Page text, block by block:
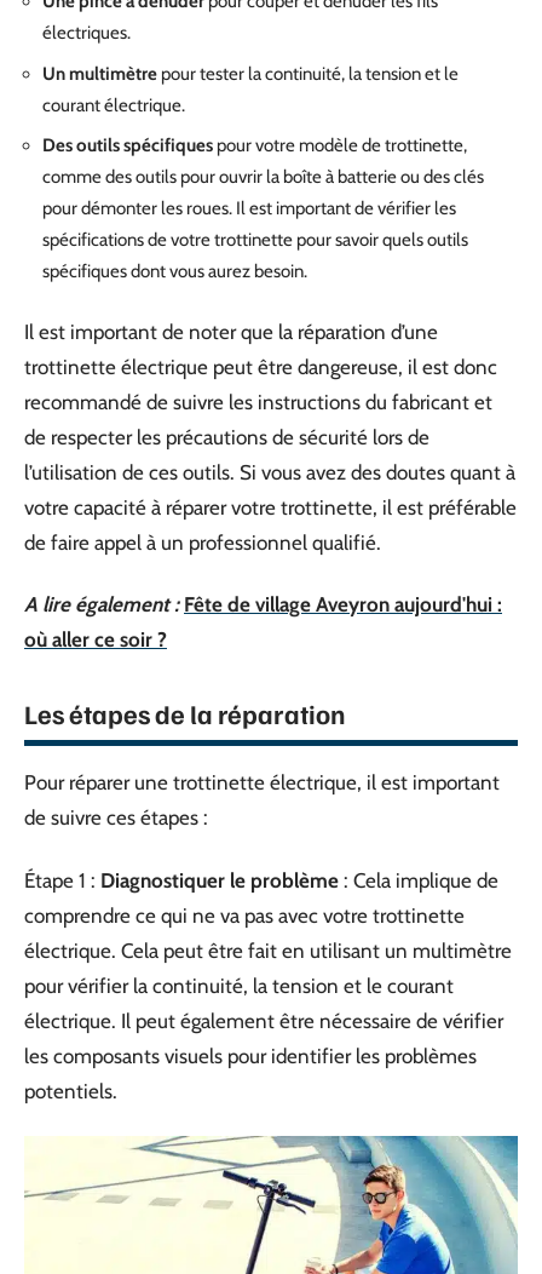
électriques.
Un multimètre pour tester la continuité, la tension et le
courant électrique.
Des outils spécifiques pour votre modèle de trottinette,
comme des outils pour ouvrir la boîte à batterie ou des clés
pour démonter les roues. Il est important de vérifier les
spécifications de votre trottinette pour savoir quels outils
spécifiques dont vous aurez besoin.
Il est important de noter que la réparation d’une
trottinette électrique peut être dangereuse, il est donc
recommandé de suivre les instructions du fabricant et
de respecter les précautions de sécurité lors de
l’utilisation de ces outils. Si vous avez des doutes quant à
votre capacité à réparer votre trottinette, il est préférable
de faire appel à un professionnel qualifié.
A lire également : Fête de village Aveyron aujourd'hui :
où aller ce soir ?
Les étapes de la réparation
Pour réparer une trottinette électrique, il est important
de suivre ces étapes :
Étape 1 : Diagnostiquer le problème : Cela implique de
comprendre ce qui ne va pas avec votre trottinette
électrique. Cela peut être fait en utilisant un multimètre
pour vérifier la continuité, la tension et le courant
électrique. Il peut également être nécessaire de vérifier
les composants visuels pour identifier les problèmes
potentiels.